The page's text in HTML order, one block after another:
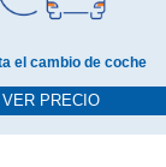
VER PRECIO